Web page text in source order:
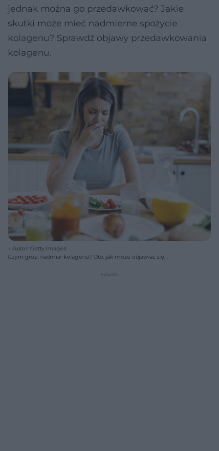
jednak można go przedawkować? Jakie
skutki może mieć nadmierne spożycie
kolagenu? Sprawdź objawy przedawkowania
kolagenu.
Autor: Getty Images
Czym grozi nadmiar kolagenu? Oto, jak może objawiać się